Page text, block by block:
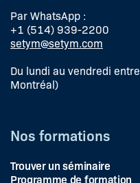
Par WhatsApp :
+1 (514) 939-2200
setym@setym.com
Du lundi au vendredi
Montréal)
Nos formations
Trouver un séminaire
Programme de formation